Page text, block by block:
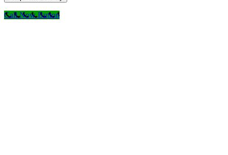
Call Now Button